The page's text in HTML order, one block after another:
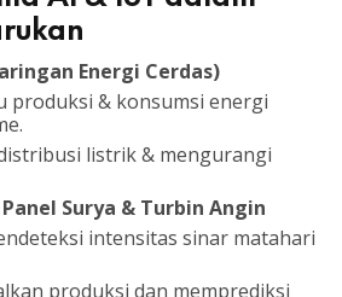
Energi Cerdas)
produksi & konsumsi energi
listrik & mengurangi
Surya & Turbin Angin
intensitas sinar matahari
produksi dan memprediksi